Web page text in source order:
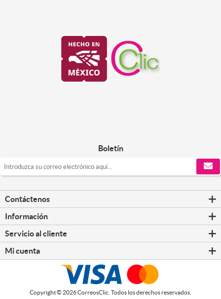
Boletín
Contáctenos
Información
Servicio al cliente
Mi cuenta
Copyright © 2026 CorreosClic. Todos los derechos reservados.